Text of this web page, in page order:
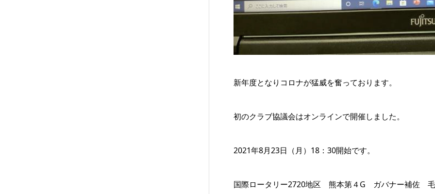
新年度となりコロナが猛威を奮っております。
初のクラブ協議会はオンラインで開催しました。
2021年8月23日（月）18：30開始です。
国際ロータリー2720地区 熊本第４G ガバナー補佐 毛